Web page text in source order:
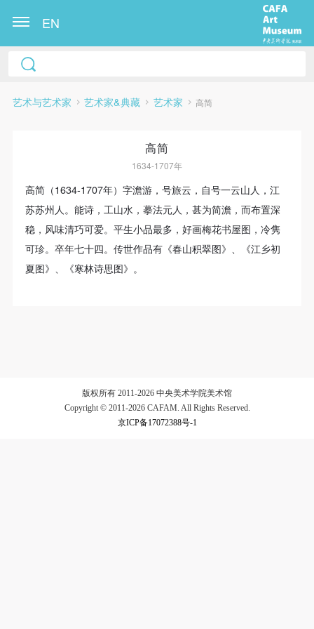
EN
艺术与艺术家 艺术家&典藏 艺术家 高简
高简
1634-1707年
高简（1634-1707年）字澹游，号旅云，自号一云山人，江
苏苏州人。能诗，工山水，摹法元人，甚为简澹，而布置深
稳，风味清巧可爱。平生小品最多，好画梅花书屋图，冷隽
可珍。卒年七十四。传世作品有《春山积翠图》、《江乡初
夏图》、《寒林诗思图》。
版权所有 2011-2026 中央美术学院美术馆
Copyright © 2011-2026 CAFAM. All Rights Reserved.
京ICP备17072388号-1
快捷登录 帐号密码登录
可使用雅昌艺术网会员账户登录